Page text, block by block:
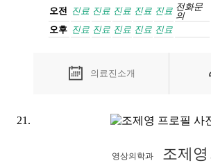
의료진소개
오전 진료 진료 진료 진료 진료 전화문
의
오후 진료 진료 진료 진료 진료
영상의학과 조제영